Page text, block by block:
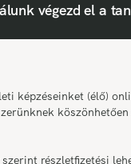
végezd el a
képzéseinket (élő)
szerint részletfizetési